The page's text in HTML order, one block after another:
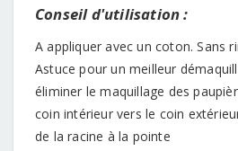
Conseil d'utilisation :
A appliquer avec un coton. Sans
Astuce pour un meilleur
éliminer le maquillage des
coin intérieur vers le coin
de la racine à la pointe